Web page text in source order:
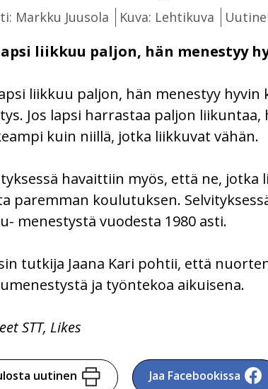
Markku Juusola Kuva: Lehtikuva
liikkuu paljon, hän menestyy
liikkuu paljon, hän menestyy
Jos lapsi harrastaa paljon
kuin niillä, jotka liikkuvat vähän.
havaittiin myös, että ne,
paremman koulutuksen.
menestystä vuodesta 1980 asti.
tutkija Jaana Kari pohtii, että
ja työntekoa aikuisena.
STT, Likes
uutinen Jaa Facebookissa